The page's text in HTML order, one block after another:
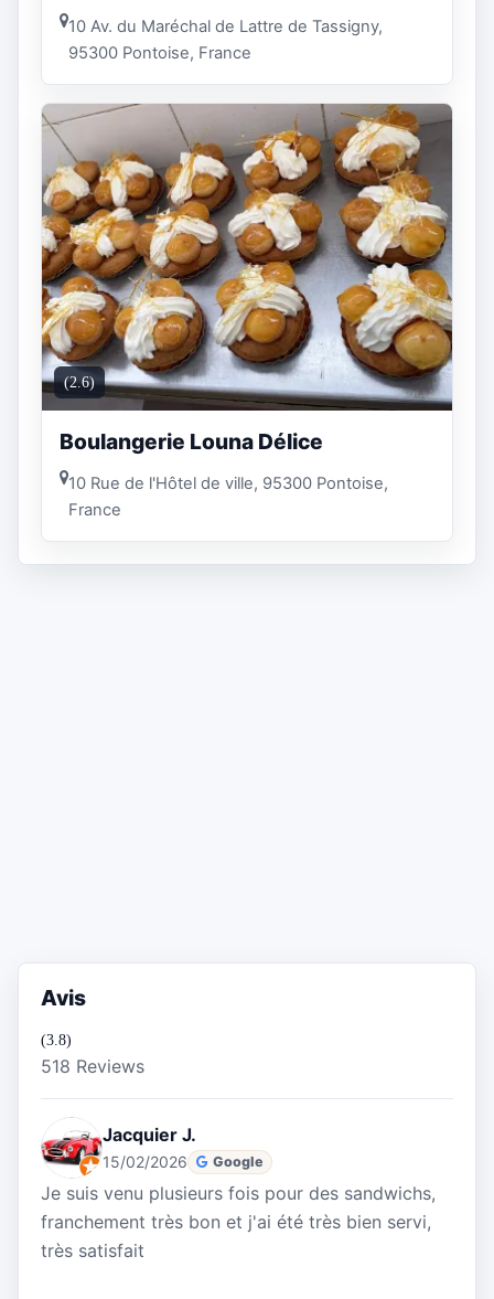
10 Av. du Maréchal de Lattre de Tassigny,
95300 Pontoise, France
(2.6)
Boulangerie Louna Délice
10 Rue de l'Hôtel de ville, 95300 Pontoise,
France
Avis
(3.8)
518 Reviews
Jacquier J.
15/02/2026 Google
Je suis venu plusieurs fois pour des sandwichs,
franchement très bon et j'ai été très bien servi,
très satisfait